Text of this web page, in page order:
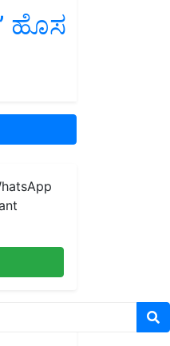
ಹೊಸ